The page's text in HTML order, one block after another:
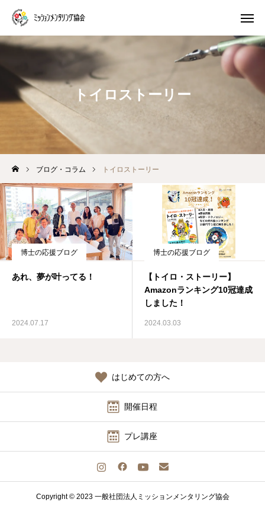
トイロストーリー
ブログ・コラム トイロストーリー
博士の応援ブログ
あれ、夢が叶ってる！
2024.07.17
博士の応援ブログ
【トイロ・ストーリー】
Amazonランキング10冠達成
しました！
2024.03.03
はじめての方へ
開催日程
プレ講座
Copyright © 2023 一般社団法人ミッションメンタリング協会
プレ講座 体験 ワークショップ
マスター養成講座
トイロキャラ解説
公式LINE
ミッションメンタリングとは
ブログ・コラム
プログラム